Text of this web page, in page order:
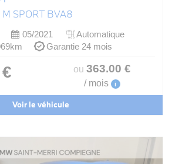
M SPORT BVA8
05/2021
Automatique
Garantie 24 mois
ou 363.00 €
/ mois i
Voir le véhicule